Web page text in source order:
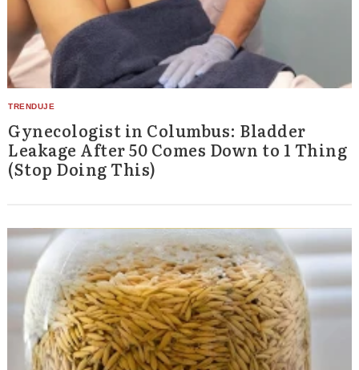
Gynecologist in Columbus: Bladder
Leakage After 50 Comes Down to 1 Thing
(Stop Doing This)